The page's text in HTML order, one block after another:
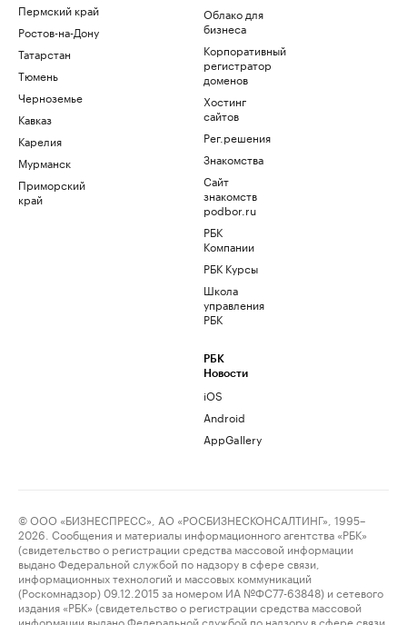
Пермский край
Ростов-на-Дону
Татарстан
Тюмень
Черноземье
Кавказ
Карелия
Мурманск
Приморский
край
Облако для
бизнеса
Корпоративный
регистратор
доменов
Хостинг
сайтов
Рег.решения
Знакомства
Сайт
знакомств
podbor.ru
РБК
Компании
РБК Курсы
Школа
управления
РБК
РБК
Новости
iOS
Android
AppGallery
© ООО «БИЗНЕСПРЕСС», АО «РОСБИЗНЕСКОНСАЛТИНГ», 1995–
2026. Сообщения и материалы информационного агентства «РБК»
(свидетельство о регистрации средства массовой информации
выдано Федеральной службой по надзору в сфере связи,
информационных технологий и массовых коммуникаций
(Роскомнадзор) 09.12.2015 за номером ИА №ФС77-63848) и сетевого
издания «РБК» (свидетельство о регистрации средства массовой
информации выдано Федеральной службой по надзору в сфере связи,